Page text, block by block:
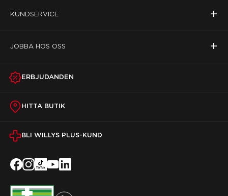
KUNDSERVICE +
JOBBA HOS OSS +
ERBJUDANDEN
HITTA BUTIK
BLI WILLYS PLUS-KUND